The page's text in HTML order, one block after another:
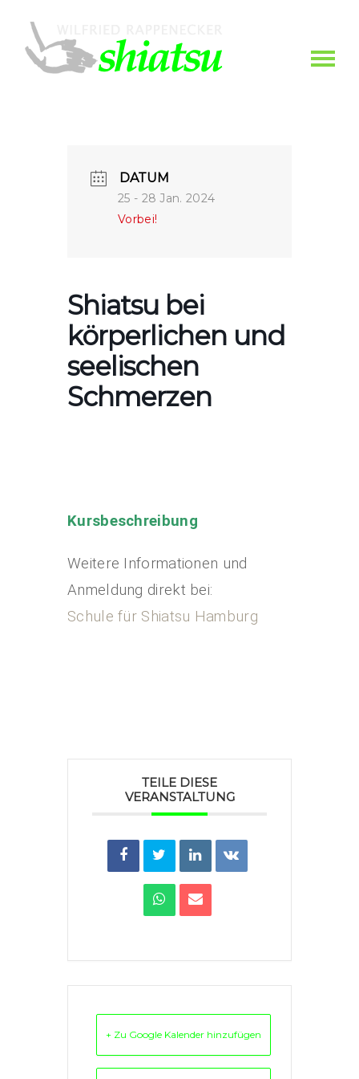
DATUM
25 - 28 Jan. 2024
Vorbei!
Shiatsu bei
körperlichen und
seelischen
Schmerzen
Kursbeschreibung
Weitere Informationen und
Anmeldung direkt bei:
Schule für Shiatsu Hamburg
TEILE DIESE
VERANSTALTUNG
+ Zu Google Kalender hinzufügen